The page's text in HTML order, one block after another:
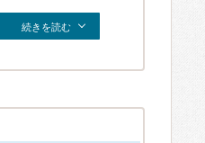
続きを読む